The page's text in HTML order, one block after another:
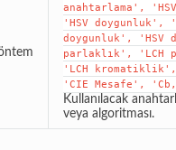
anahtarlama',
'HSV doygunluk',
doygunluk',
'HSV
parlaklık',
'LCH
'LCH
kromatiklik',
'CIE
Mesafe',
Kullanılacak
veya algoritması.